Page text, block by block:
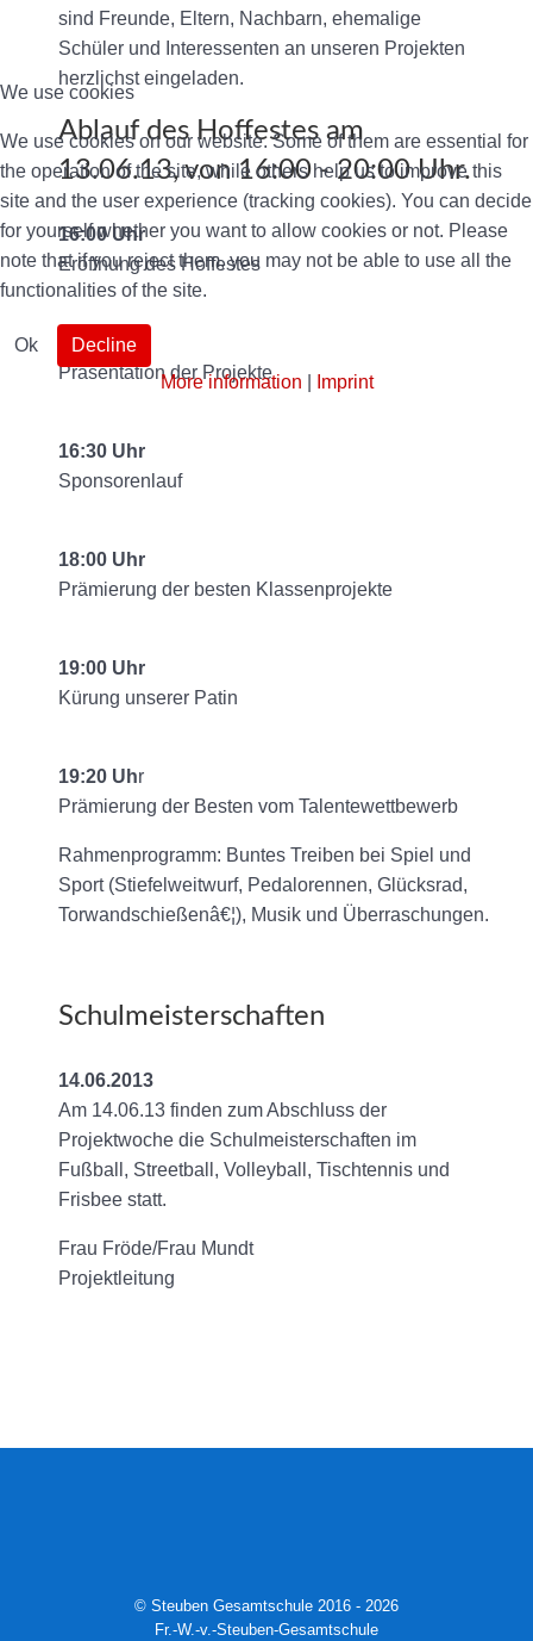
sind Freunde, Eltern, Nachbarn, ehemalige
Schüler und Interessenten an unseren Projekten
herzlichst eingeladen.
Ablauf des Hoffestes am
13.06.13, von 16:00 - 20:00 Uhr.
16:00 Uhr
Eröffnung des Hoffestes
16:30 Uhr
Präsentation der Projekte
16:30 Uhr
Sponsorenlauf
18:00 Uhr
Prämierung der besten Klassenprojekte
19:00 Uhr
Kürung unserer Patin
19:20 Uhr
Prämierung der Besten vom Talentewettbewerb
Rahmenprogramm: Buntes Treiben bei Spiel und
Sport (Stiefelweitwurf, Pedalorennen, Glücksrad,
Torwandschießenâ€¦), Musik und Überraschungen.
Schulmeisterschaften
14.06.2013
Am 14.06.13 finden zum Abschluss der
Projektwoche die Schulmeisterschaften im
Fußball, Streetball, Volleyball, Tischtennis und
Frisbee statt.
Frau Fröde/Frau Mundt
Projektleitung
© Steuben Gesamtschule 2016 - 2026
Fr.-W.-v.-Steuben-Gesamtschule
We use cookies
We use cookies on our website. Some of them are essential for
the operation of the site, while others help us to improve this
site and the user experience (tracking cookies). You can decide
for yourself whether you want to allow cookies or not. Please
note that if you reject them, you may not be able to use all the
functionalities of the site.
Ok
Decline
More information
Imprint